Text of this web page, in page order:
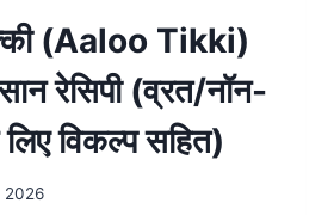
(Aaloo Tikki)
रेसिपी (व्रत/नॉन-
विकल्प सहित)
2026